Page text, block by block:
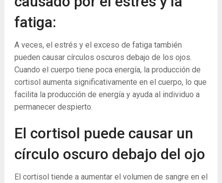
fatiga:
A veces, el estrés y el exceso de fatiga también
pueden causar círculos oscuros debajo de los ojos.
Cuando el cuerpo tiene poca energía, la producción de
cortisol aumenta significativamente en el cuerpo, lo que
facilita la producción de energía y ayuda al individuo a
permanecer despierto.
El cortisol puede causar un
círculo oscuro debajo del ojo
El cortisol tiende a aumentar el volumen de sangre en el